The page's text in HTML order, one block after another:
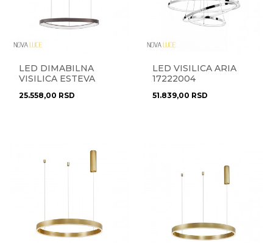
LED DIMABILNA
VISILICA ESTEVA
25.558,00 RSD
LED VISILICA ARIA
17222004
51.839,00 RSD